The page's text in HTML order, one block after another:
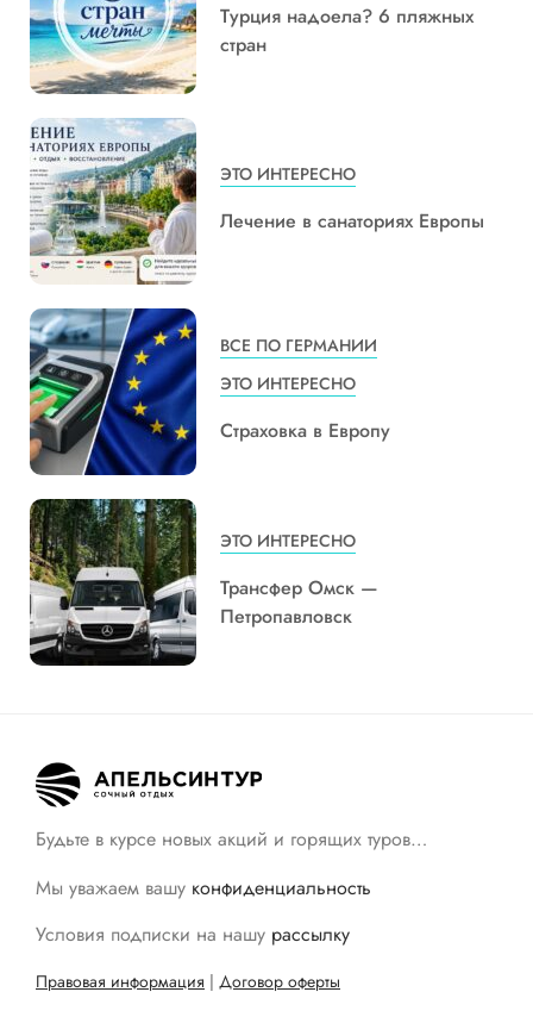
Турция надоела? 6 пляжных
стран
ЭТО ИНТЕРЕСНО
Лечение в санаториях Европы
ВСЕ ПО ГЕРМАНИИ
ЭТО ИНТЕРЕСНО
Страховка в Европу
ЭТО ИНТЕРЕСНО
Трансфер Омск —
Петропавловск
Будьте в курсе новых акций и горящих туров…
Мы уважаем вашу конфиденциальность
Условия подписки на нашу рассылку
Правовая информация | Договор оферты